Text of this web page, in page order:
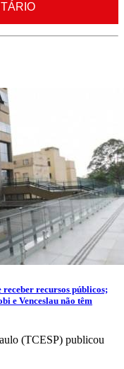
receber recursos públicos;
e Venceslau não têm
(TCESP) publicou